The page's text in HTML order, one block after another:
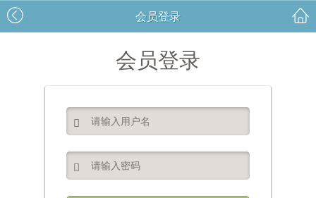
会员登录
会员登录

